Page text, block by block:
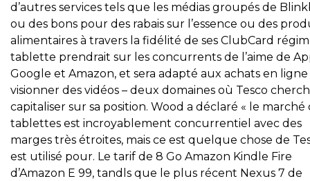
d’autres services tels que les médias groupés de
ou des bons pour des rabais sur l’essence ou des
alimentaires à travers la fidélité de ses ClubCard
tablette prendrait sur les concurrents de l’aime de
Google et Amazon, et sera adapté aux achats en
visionner des vidéos – deux domaines où Tesco
capitaliser sur sa position. Wood a déclaré « le marché
tablettes est incroyablement concurrentiel avec des
marges très étroites, mais ce est quelque chose de
est utilisé pour. Le tarif de 8 Go Amazon Kindle Fire
d’Amazon E 99, tandls que le plus récent Nexus 7 de